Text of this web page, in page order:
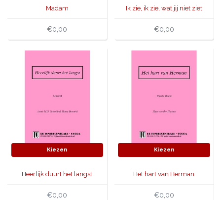
Madam
€0,00
Ik zie, ik zie, wat jij niet ziet
€0,00
Kiezen
Heerlijk duurt het langst
€0,00
Kiezen
Het hart van Herman
€0,00